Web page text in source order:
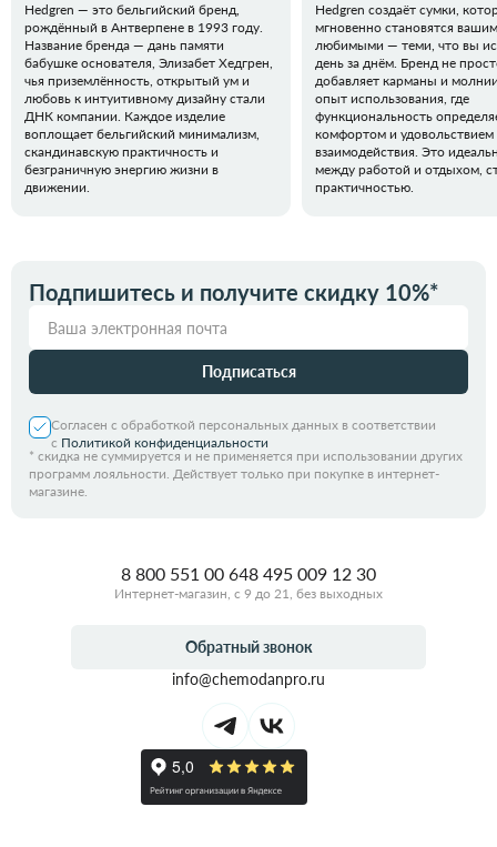
Hedgren — это бельгийский бренд,
рождённый в Антверпене в 1993 году.
Название бренда — дань памяти
бабушке основателя, Элизабет Хедгрен,
чья приземлённость, открытый ум и
любовь к интуитивному дизайну стали
ДНК компании. Каждое изделие
воплощает бельгийский минимализм,
скандинавскую практичность и
безграничную энергию жизни в
движении.
Hedgren создаёт сумки,
мгновенно становятся
любимыми — теми, что вы
день за днём. Бренд не
добавляет карманы и
опыт использования, где
функциональность
комфортом и удовольствием
взаимодействия. Это
между работой и отдыхом,
практичностью.
Подпишитесь и получите скидку 10%*
Подписаться
Согласен с обработкой персональных данных в соответствии
с Политикой конфиденциальности
* скидка не суммируется и не применяется при использовании других
программ лояльности. Действует только при покупке в интернет-
магазине.
8 800 551 00 648 495 009 12 30
Интернет-магазин, с 9 до 21, без выходных
Обратный звонок
info@chemodanpro.ru